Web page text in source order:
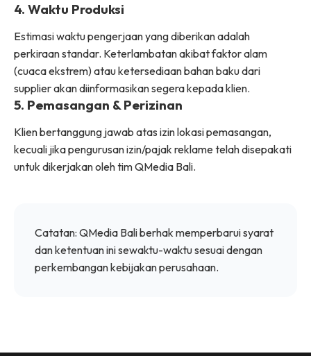
4. Waktu Produksi
Estimasi waktu pengerjaan yang diberikan adalah
perkiraan standar. Keterlambatan akibat faktor alam
(cuaca ekstrem) atau ketersediaan bahan baku dari
supplier akan diinformasikan segera kepada klien.
5. Pemasangan & Perizinan
Klien bertanggung jawab atas izin lokasi pemasangan,
kecuali jika pengurusan izin/pajak reklame telah disepakati
untuk dikerjakan oleh tim QMedia Bali.
Catatan: QMedia Bali berhak memperbarui syarat
dan ketentuan ini sewaktu-waktu sesuai dengan
perkembangan kebijakan perusahaan.